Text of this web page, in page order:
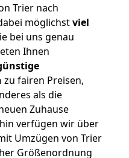
Trier nach
möglichstviel
bei uns genau
Ihnen
zu fairen Preisen,
als die
Zuhause
verfügen wir über
Umzügen von Trier
Größenordnung